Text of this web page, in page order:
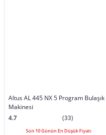
Altus AL 445 NX 5 Program Bulaşık
Makinesi
4.7
(33)
Son 10 Günün En Düşük Fiyatı